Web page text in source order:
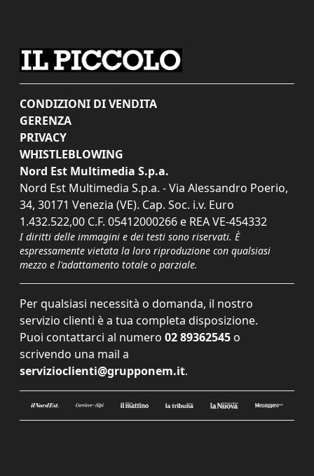
CONDIZIONI DI VENDITA
GERENZA
PRIVACY
WHISTLEBLOWING
Nord Est Multimedia S.p.a.
Nord Est Multimedia S.p.a. - Via Alessandro Poerio,
34, 30171 Venezia (VE). Cap. Soc. i.v. Euro
1.432.522,00 C.F. 05412000266 e REA VE-454332
I diritti delle immagini e dei testi sono riservati. È
espressamente vietata la loro riproduzione con qualsiasi
mezzo e l'adattamento totale o parziale.
Per qualsiasi necessità o domanda, il nostro
servizio clienti è a tua completa disposizione.
Puoi contattarci al numero 02 89362545 o
scrivendo una mail a
servizioclienti@grupponem.it.